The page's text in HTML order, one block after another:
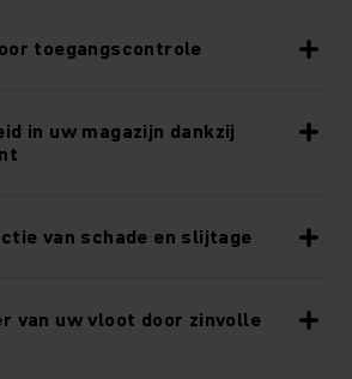
toegangscontrole
in uw magazijn dankzij
van schade en slijtage
van uw vloot door zinvolle